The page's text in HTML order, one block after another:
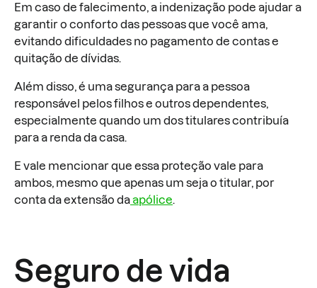
Em caso de falecimento, a indenização pode ajudar a
garantir o conforto das pessoas que você ama,
evitando dificuldades no pagamento de contas e
quitação de dívidas.
Além disso, é uma segurança para a pessoa
responsável pelos filhos e outros dependentes,
especialmente quando um dos titulares contribuía
para a renda da casa.
E vale mencionar que essa proteção vale para
ambos, mesmo que apenas um seja o titular, por
conta da extensão daapólice.
Seguro de vida